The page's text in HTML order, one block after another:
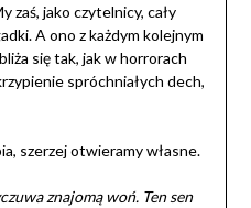
zaś, jako czytelnicy, cały
A ono z każdym kolejnym
się tak, jak w horrorach
spróchniałych dech,
szerzej otwieramy własne.
znajomą woń. Ten sen